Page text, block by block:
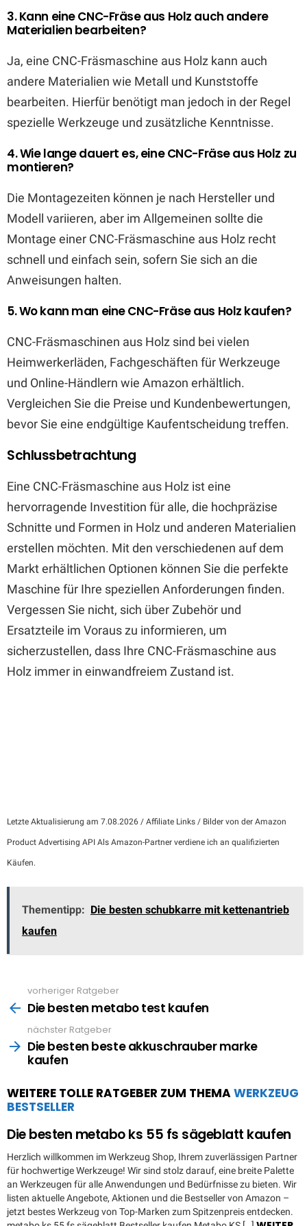
3. Kann eine CNC-Fräse aus Holz auch andere
Materialien bearbeiten?
Ja, eine CNC-Fräsmaschine aus Holz kann auch
andere Materialien wie Metall und Kunststoffe
bearbeiten. Hierfür benötigt man jedoch in der Regel
spezielle Werkzeuge und zusätzliche Kenntnisse.
4. Wie lange dauert es, eine CNC-Fräse aus Holz zu
montieren?
Die Montagezeiten können je nach Hersteller und
Modell variieren, aber im Allgemeinen sollte die
Montage einer CNC-Fräsmaschine aus Holz recht
schnell und einfach sein, sofern Sie sich an die
Anweisungen halten.
5. Wo kann man eine CNC-Fräse aus Holz kaufen?
CNC-Fräsmaschinen aus Holz sind bei vielen
Heimwerkerläden, Fachgeschäften für Werkzeuge
und Online-Händlern wie Amazon erhältlich.
Vergleichen Sie die Preise und Kundenbewertungen,
bevor Sie eine endgültige Kaufentscheidung treffen.
Schlussbetrachtung
Eine CNC-Fräsmaschine aus Holz ist eine
hervorragende Investition für alle, die hochpräzise
Schnitte und Formen in Holz und anderen Materialien
erstellen möchten. Mit den verschiedenen auf dem
Markt erhältlichen Optionen können Sie die perfekte
Maschine für Ihre speziellen Anforderungen finden.
Vergessen Sie nicht, sich über Zubehör und
Ersatzteile im Voraus zu informieren, um
sicherzustellen, dass Ihre CNC-Fräsmaschine aus
Holz immer in einwandfreiem Zustand ist.
Letzte Aktualisierung am 7.08.2026 / Affiliate Links / Bilder von der Amazon
Product Advertising API Als Amazon-Partner verdiene ich an qualifizierten
Käufen.
Thementipp: Die besten schubkarre mit kettenantrieb
kaufen
more
vorheriger Ratgeber
Die besten metabo test kaufen
nächster Ratgeber
Die besten beste akkuschrauber marke
kaufen
WEITERE TOLLE RATGEBER ZUM THEMAWERKZEUG
BESTSELLER
Die besten metabo ks 55 fs sägeblatt kaufen
Herzlich willkommen im Werkzeug Shop, Ihrem zuverlässigen Partner
für hochwertige Werkzeuge! Wir sind stolz darauf, eine breite Palette
an Werkzeugen für alle Anwendungen und Bedürfnisse zu bieten. Wir
listen aktuelle Angebote, Aktionen und die Bestseller von Amazon –
jetzt bestes Werkzeug von Top-Marken zum Spitzenpreis entdecken.